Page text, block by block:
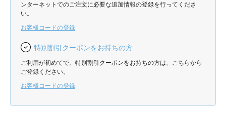
ンターネットでのご注文に必要な追加情報の登録を行ってくださ
い。
お客様コードの登録
特別割引クーポンをお持ちの方
ご利用が初めてで、特別割引クーポンをお持ちの方は、こちらから
ご登録ください。
お客様コードの登録